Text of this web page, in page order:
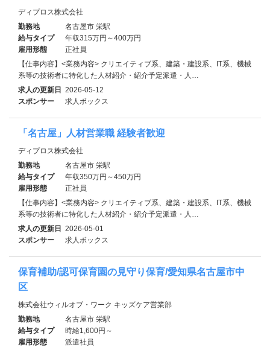
ディプロス株式会社
勤務地
名古屋市 栄駅
給与タイプ
年収315万円～400万円
雇用形態
正社員
【仕事内容】<業務内容> クリエイティブ系、建築・建設系、IT系、機械
系等の技術者に特化した人材紹介・紹介予定派遣・人…
求人の更新日 2026-05-12
スポンサー
求人ボックス
「名古屋」人材営業職 経験者歓迎
ディプロス株式会社
勤務地
名古屋市 栄駅
給与タイプ
年収350万円～450万円
雇用形態
正社員
【仕事内容】<業務内容> クリエイティブ系、建築・建設系、IT系、機械
系等の技術者に特化した人材紹介・紹介予定派遣・人…
求人の更新日 2026-05-01
スポンサー
求人ボックス
保育補助/認可保育園の見守り保育/愛知県名古屋市中
区
株式会社ウィルオブ・ワーク キッズケア営業部
勤務地
名古屋市 栄駅
給与タイプ
時給1,600円～
雇用形態
派遣社員